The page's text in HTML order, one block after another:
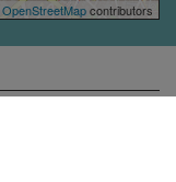
OpenStreetMapcontributors